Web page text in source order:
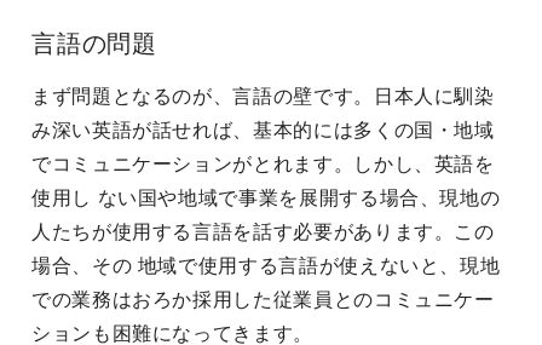
言語の問題
まず問題となるのが、言語の壁です。日本人に馴染
み深い英語が話せれば、基本的には多くの国・地域
でコミュニケーションがとれます。しかし、英語を
使用し ない国や地域で事業を展開する場合、現地の
人たちが使用する言語を話す必要があります。この
場合、その 地域で使用する言語が使えないと、現地
での業務はおろか採用した従業員とのコミュニケー
ションも困難になってきます。